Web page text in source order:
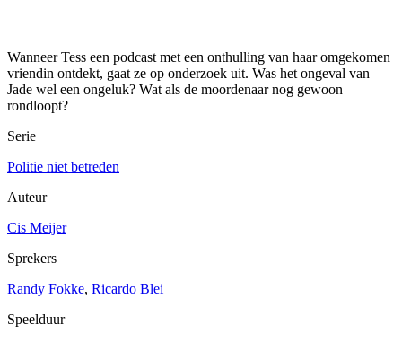
Wanneer Tess een podcast met een onthulling van haar omgekomen
vriendin ontdekt, gaat ze op onderzoek uit. Was het ongeval van
Jade wel een ongeluk? Wat als de moordenaar nog gewoon
rondloopt?
Serie
Politie niet betreden
Auteur
Cis Meijer
Sprekers
Randy Fokke, Ricardo Blei
Speelduur